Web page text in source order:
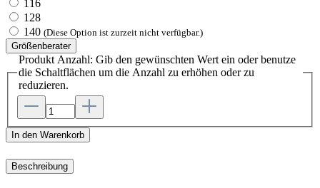
116
128
140 (Diese Option ist zurzeit nicht verfügbar.)
Größenberater
Produkt Anzahl: Gib den gewünschten Wert ein oder benutze
die Schaltflächen um die Anzahl zu erhöhen oder zu
reduzieren.
In den Warenkorb
Beschreibung